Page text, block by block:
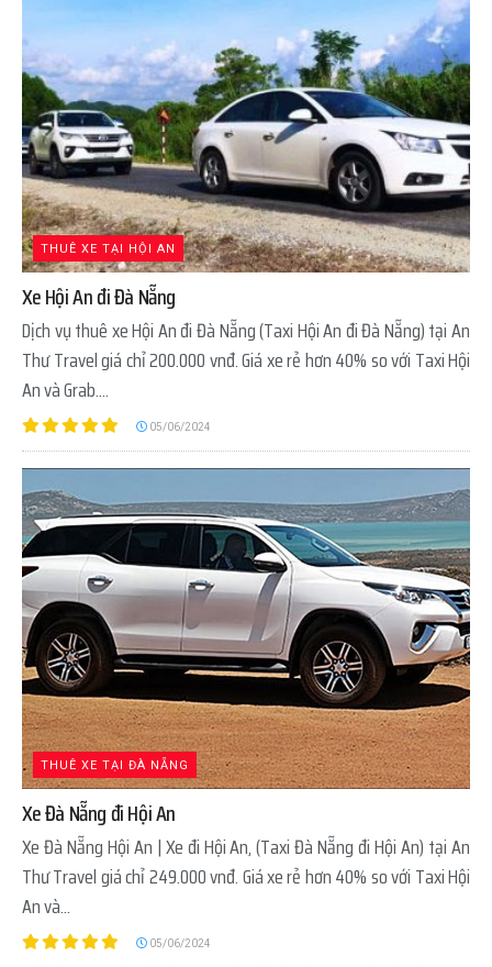
THUÊ XE TẠI HỘI AN
Xe Hội An đi Đà Nẵng
Dịch vụ thuê xe Hội An đi Đà Nẵng (Taxi Hội An đi Đà Nẵng) tại An
Thư Travel giá chỉ 200.000 vnđ. Giá xe rẻ hơn 40% so với Taxi Hội
An và Grab....
05/06/2024
THUÊ XE TẠI ĐÀ NẴNG
Xe Đà Nẵng đi Hội An
Xe Đà Nẵng Hội An | Xe đi Hội An, (Taxi Đà Nẵng đi Hội An) tại An
Thư Travel giá chỉ 249.000 vnđ. Giá xe rẻ hơn 40% so với Taxi Hội
An và...
05/06/2024